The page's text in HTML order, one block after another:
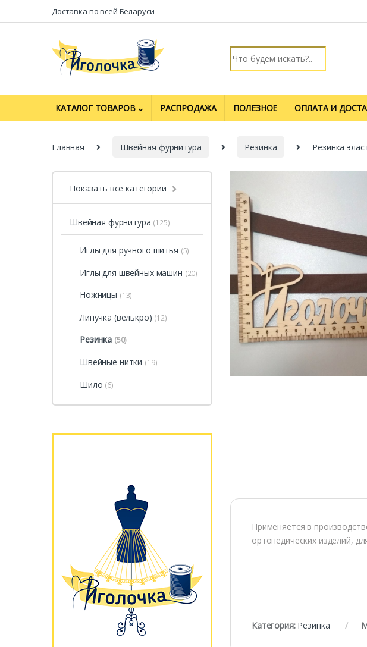
Перейти к навигации
перейти к содержаниюДоставка по всей Беларуси
Искать:
КАТАЛОГ ТОВАРОВ РАСПРОДАЖА ПОЛЕЗНОЕ ОПЛАТА И
Главная Швейная фурнитура Резинка Резинка
Применяется в
ортопедических изделий,
Категория: Резинка
Показать все категории
Швейная фурнитура (125)
Иглы для ручного шитья (5)
Иглы для швейных машин (20)
Ножницы (13)
Липучка (велькро) (12)
Резинка (50)
Швейные нитки (19)
Шило (6)